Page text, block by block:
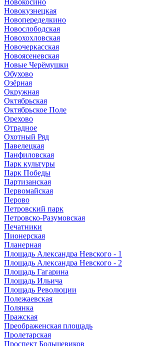
Новокузнецкая
Новопеределкино
Новослободская
Новохохловская
Новочеркасская
Новоясеневская
Новые Черёмушки
Обухово
Озёрная
Окружная
Октябрьская
Октябрьское Поле
Орехово
Отрадное
Охотный Ряд
Павелецкая
Панфиловская
Парк культуры
Парк Победы
Партизанская
Первомайская
Перово
Петровский парк
Петровско-Разумовская
Печатники
Пионерская
Планерная
Площадь Александра Невского - 1
Площадь Александра Невского - 2
Площадь Гагарина
Площадь Ильича
Площадь Революции
Полежаевская
Полянка
Пражская
Преображенская площадь
Пролетарская
Проспект Большевиков